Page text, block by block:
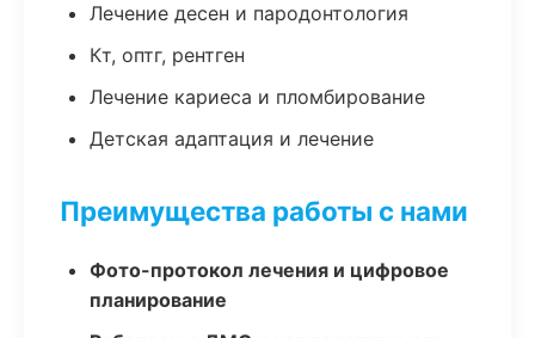
Лечение десен и пародонтология
Кт, оптг, рентген
Лечение кариеса и пломбирование
Детская адаптация и лечение
Преимущества работы с нами
Фото-протокол лечения и цифровое
планирование